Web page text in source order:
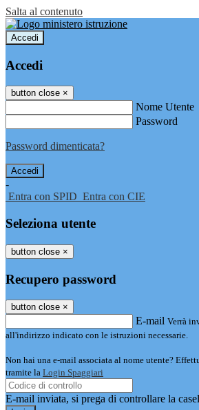
Salta al contenuto
Accedi
Accedi
button close ×
Nome Utente
Password
Password dimenticata?
-
Entra con SPID Entra con CIE
Seleziona utente
button close ×
Recupero password
button close ×
E-mail Verrà
all'indirizzo indicato con le istruzioni necessarie.
Non hai una e-mail associata al nome utente?
tramite la Login Spaggiari
E-mail inviata, si prega di controllare la